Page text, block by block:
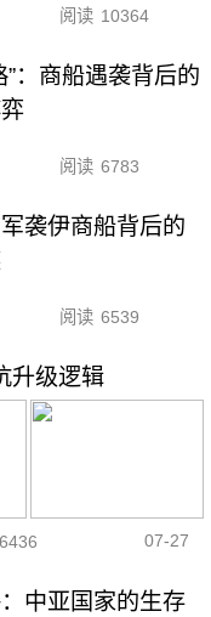
阅读 10364
”：商船遇袭背后的
阅读 6783
袭伊商船背后的
阅读 6539
升级逻辑
6436 07-27
中亚国家的生存